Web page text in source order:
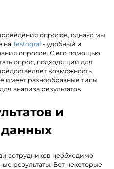
опросов, однако мы
наTestograf- удобный и
опросов. С его помощью
опрос, подходящий для
возможность
имеет разнообразные типы
анализа результатов.
и
данных
сотрудников необходимо
результаты. Вот некоторые